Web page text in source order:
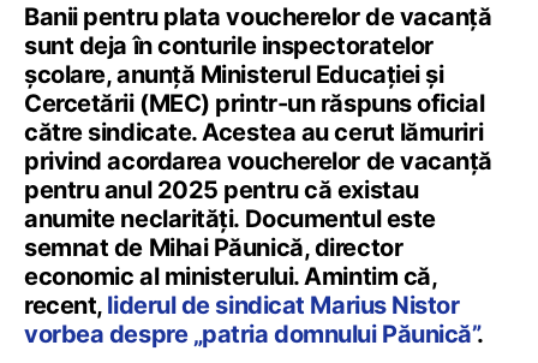
Banii pentru plata voucherelor de vacanță
sunt deja în conturile inspectoratelor
școlare, anunță Ministerul Educației și
Cercetării (MEC) printr-un răspuns oficial
către sindicate. Acestea au cerut lămuriri
privind acordarea voucherelor de vacanță
pentru anul 2025 pentru că existau
anumite neclarități. Documentul este
semnat de Mihai Păunică, director
economic al ministerului. Amintim că,
recent, liderul de sindicat Marius Nistor
vorbea despre „patria domnului Păunică”.